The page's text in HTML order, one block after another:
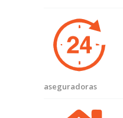
aseguradoras